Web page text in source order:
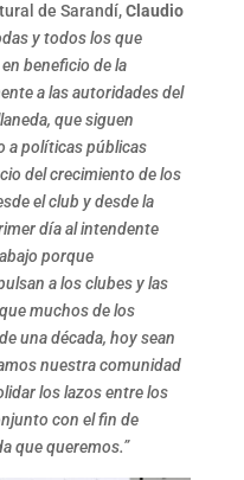
de Sarandí,Claudio
y todos los que
beneficio de la
a las autoridades del
que siguen
a políticas públicas
del crecimiento de los
el club y desde la
día al intendente
porque
a los clubes y las
muchos de los
una década, hoy sean
nuestra comunidad
los lazos entre los
con el fin de
que queremos.”